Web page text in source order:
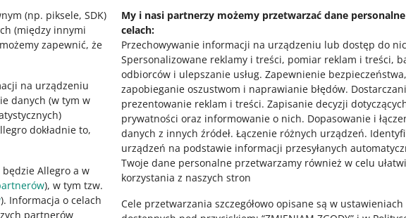
(np. piksele, SDK)
(między innymi
zapewnić, że
na urządzeniu
danych (w tym w
dokładnie to,
Allegro a w
), w tym tzw.
). Informacja o celach
partnerów
My i nasi partnerzy możemy przetwarzać dane
celach:
Przechowywanie informacji na urządzeniu lub dostęp do
Spersonalizowane reklamy i treści, pomiar reklam i treści,
odbiorców i ulepszanie usług. Zapewnienie bezpieczeństwa,
zapobieganie oszustwom i naprawianie błędów.
prezentowanie reklam i treści. Zapisanie decyzji
prywatności oraz informowanie o nich. Dopasowanie i
danych z innych źródeł. Łączenie różnych urządzeń.
urządzeń na podstawie informacji przesyłanych
Twoje dane personalne przetwarzamy również w celu
korzystania z naszych stron
Cele przetwarzania szczegółowo opisane są w ustawieniach